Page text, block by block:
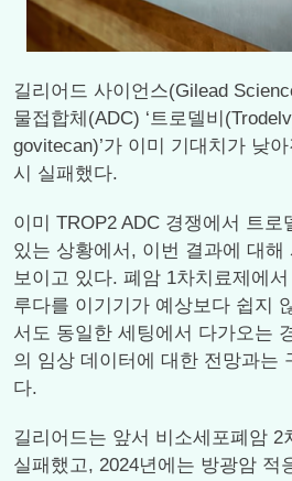
길리어드 사이언스(Gilead
물접합체(ADC) ‘트로델비
govitecan)’가 이미 기대치가 낮
시 실패했다.
이미 TROP2 ADC 경쟁에서 트로
있는 상황에서, 이번 결과에 대해
보이고 있다. 폐암 1차치료제에
루다를 이기기가 예상보다 쉽지
서도 동일한 세팅에서 다가오는
의 임상 데이터에 대한 전망과는
다.
길리어드는 앞서 비소세포폐암 2
실패했고, 2024년에는 방광암 적